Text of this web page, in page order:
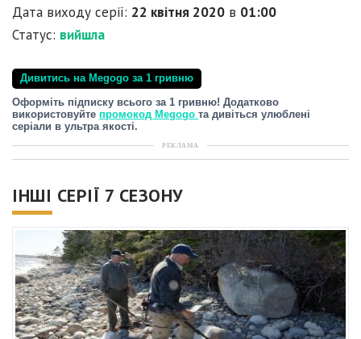
Дата виходу серії: 22 квітня 2020 в 01:00
Статус: вийшла
Дивитись на Megogo за 1 гривню
Оформіть підписку всього за 1 гривню! Додатково
використовуйте промокод Megogo та дивіться улюблені
серіали в ультра якості.
РЕКЛАМА
ІНШІ СЕРІЇ 7 СЕЗОНУ